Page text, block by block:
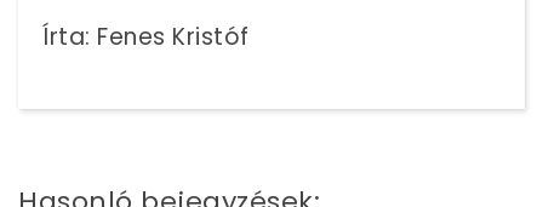
Írta: Fenes Kristóf